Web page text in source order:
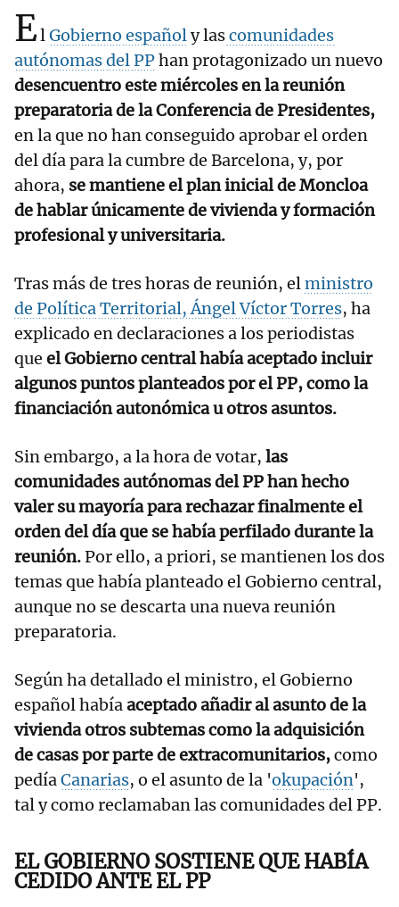
ElGobierno españoly lascomunidades
autónomas del PPhan protagonizado un nuevo
desencuentro este miércoles en la reunión
preparatoria de la Conferencia de Presidentes,
en la que no han conseguido aprobar el orden
del día para la cumbre de Barcelona, y, por
ahora, se mantiene el plan inicial de Moncloa
de hablar únicamente de vivienda y formación
profesional y universitaria.
Tras más de tres horas de reunión, elministro
de Política Territorial, Ángel Víctor Torres, ha
explicado en declaraciones a los periodistas
que el Gobierno central había aceptado incluir
algunos puntos planteados por el PP, como la
financiación autonómica u otros asuntos.
Sin embargo, a la hora de votar, las
comunidades autónomas del PP han hecho
valer su mayoría para rechazar finalmente el
orden del día que se había perfilado durante la
reunión.Por ello, a priori, se mantienen los dos
temas que había planteado el Gobierno central,
aunque no se descarta una nueva reunión
preparatoria.
Según ha detallado el ministro, el Gobierno
español habíaaceptado añadir al asunto de la
vivienda otros subtemas como la adquisición
de casas por parte de extracomunitarios,como
pedíaCanarias, o el asunto de la 'okupación',
tal y como reclamaban las comunidades del PP.
EL GOBIERNO SOSTIENE QUE HABÍA
CEDIDO ANTE EL PP